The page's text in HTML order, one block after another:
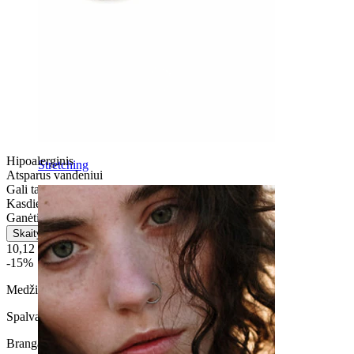
Stretching
Hipoalerginis
Atsparus vandeniui
Gali tarnauti visą gyvenimą
Kasdienio naudojimo
Ganėtinai lengvas
Skaityti daugiau
10,12 €11,90 €
-15%
Medžiaga:
Titanas
Spalva:Sidabrinė
Brangakmenio spalva